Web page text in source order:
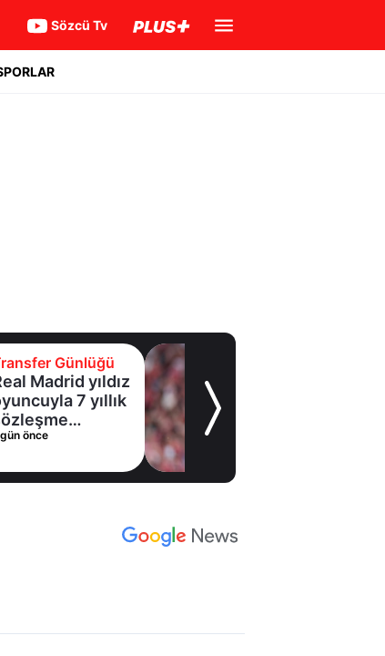
Sözcü Tv
Transfer Günlüğü
Galatasaray
Leao'nun
alternatifini
Arsenal'de buldu
1 gün önce